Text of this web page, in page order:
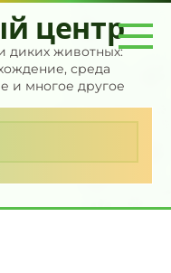
центр
диких животных:
среда
и многое другое